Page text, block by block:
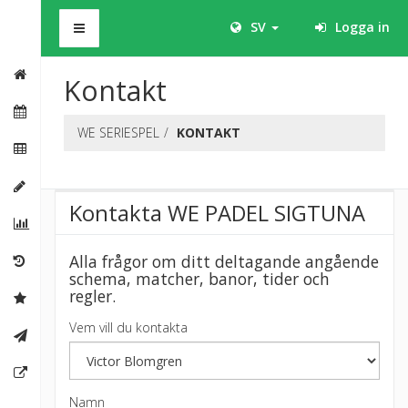
SV Logga in
Kontakt
WE SERIESPEL KONTAKT
Kontakta WE PADEL SIGTUNA
Alla frågor om ditt deltagande angående
schema, matcher, banor, tider och
regler.
Vem vill du kontakta
Namn